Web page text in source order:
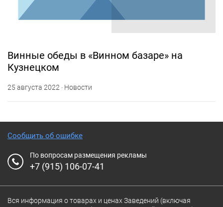
Винные обеды в «Винном базаре» на
Кузнецком
25 августа 2022 · Новости
Сообщить об ошибке
По вопросам размещения рекламы
+7 (915) 106-07-41
Вся информация о товарах и ценах Заведений (включая